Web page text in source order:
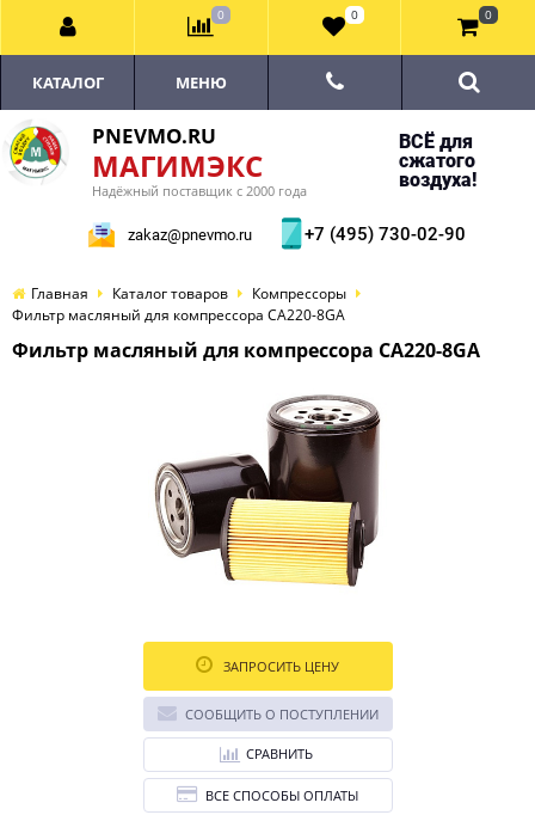
PNEVMO.RU
МАГИМЭКС
Надёжный поставщик с 2000 года
ВСЁ для
сжатого
воздуха!
zakaz@pnevmo.ru +7 (495) 730-02-90
КАТАЛОГ МЕНЮ
Главная Каталог товаров
Компрессоры
Фильтр масляный для компрессора CA220-8GA
Фильтр масляный для компрессора CA220-8GA
ЗАПРОСИТЬ ЦЕНУ
СООБЩИТЬ О ПОСТУПЛЕНИИ
СРАВНИТЬ
ВСЕ СПОСОБЫ ОПЛАТЫ
0 0 0